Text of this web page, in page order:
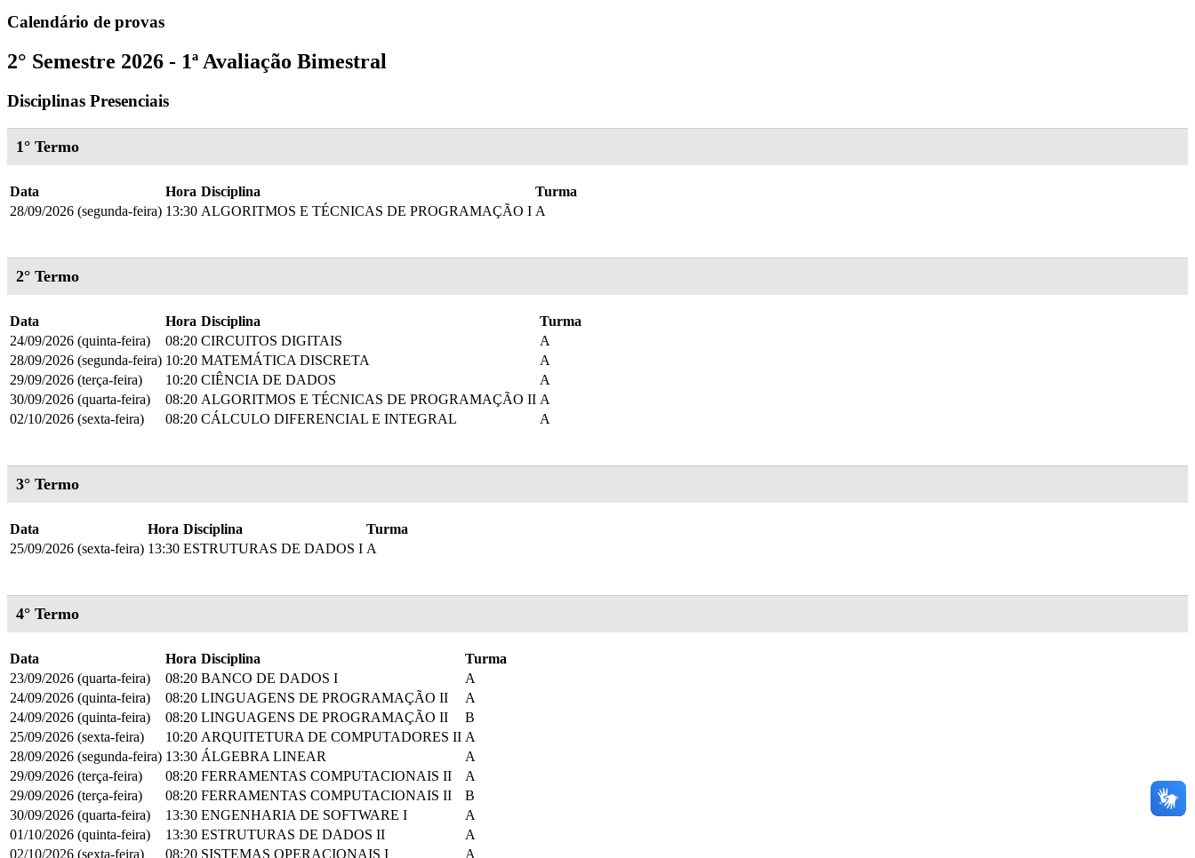
Calendário de provas
2° Semestre 2026 - 1ª Avaliação Bimestral
Disciplinas Presenciais
1° Termo
Data Hora Disciplina
Turma
28/09/2026 (segunda-feira) 13:30 ALGORITMOS E TÉCNICAS DE PROGRAMAÇÃO I A
2° Termo
Data Hora Disciplina
Turma
24/09/2026 (quinta-feira)
08:20 CIRCUITOS DIGITAIS
A
28/09/2026 (segunda-feira) 10:20 MATEMÁTICA DISCRETA
A
29/09/2026 (terça-feira)
10:20 CIÊNCIA DE DADOS
A
30/09/2026 (quarta-feira)
08:20 ALGORITMOS E TÉCNICAS DE PROGRAMAÇÃO II A
02/10/2026 (sexta-feira)
08:20 CÁLCULO DIFERENCIAL E INTEGRAL A
3° Termo
Data Hora Disciplina
Turma
25/09/2026 (sexta-feira) 13:30 ESTRUTURAS DE DADOS I A
4° Termo
Data Hora Disciplina
Turma
23/09/2026 (quarta-feira)
08:20 BANCO DE DADOS I
A
24/09/2026 (quinta-feira)
08:20 LINGUAGENS DE PROGRAMAÇÃO II
A
24/09/2026 (quinta-feira)
08:20 LINGUAGENS DE PROGRAMAÇÃO II
B
25/09/2026 (sexta-feira)
10:20 ARQUITETURA DE COMPUTADORES II A
28/09/2026 (segunda-feira) 13:30 ÁLGEBRA LINEAR
A
29/09/2026 (terça-feira)
08:20 FERRAMENTAS COMPUTACIONAIS II
A
29/09/2026 (terça-feira)
08:20 FERRAMENTAS COMPUTACIONAIS II
B
30/09/2026 (quarta-feira)
13:30 ENGENHARIA DE SOFTWARE I
A
01/10/2026 (quinta-feira)
13:30 ESTRUTURAS DE DADOS II
A
02/10/2026 (sexta-feira)
08:20 SISTEMAS OPERACIONAIS I A